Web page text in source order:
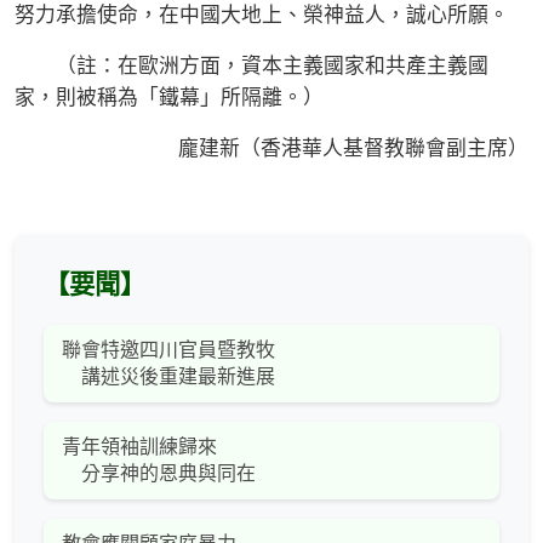
努力承擔使命，在中國大地上、榮神益人，誠心所願。
（註：在歐洲方面，資本主義國家和共產主義國
家，則被稱為「鐵幕」所隔離。）
龐建新（香港華人基督教聯會副主席）
【要聞】
聯會特邀四川官員暨教牧
講述災後重建最新進展
青年領袖訓練歸來
分享神的恩典與同在